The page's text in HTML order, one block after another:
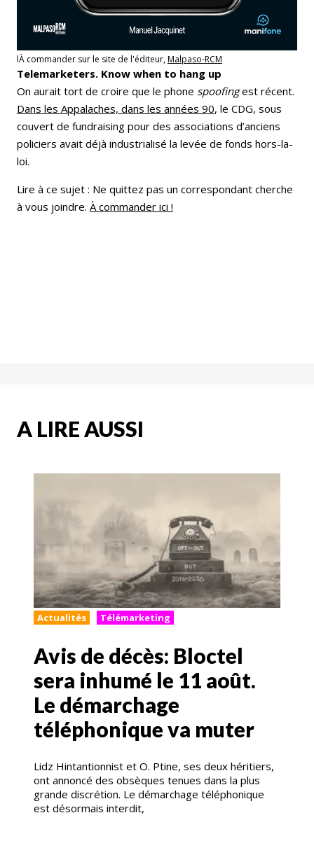
lÀ commander sur le site de l'éditeur,Malpaso-RCM
Telemarketers. Know when to hang up
On aurait tort de croire que le phone spoofingest récent.
Dans les Appalaches, dans les années 90, le CDG, sous
couvert de fundraising pour des associations d’anciens
policiers avait déjà industrialisé la levée de fonds hors-la-
loi.
Lire à ce sujet : Ne quittez pas un correspondant cherche
à vous joindre. À commander ici !
A LIRE AUSSI
Actualités Télémarketing
Avis de décès: Bloctel
sera inhumé le 11 août.
Le démarchage
téléphonique va muter
Lidz Hintantionnist et O. Ptine, ses deux héritiers,
ont annoncé des obsèques tenues dans la plus
grande discrétion. Le démarchage téléphonique
est désormais interdit,